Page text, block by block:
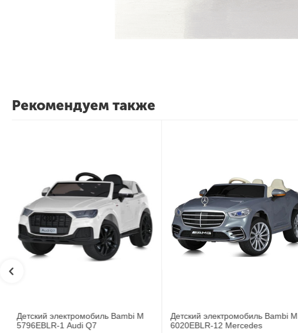
Рекомендуем также
Детский электромобиль Bambi M
6020EBLR-12 Mercedes
Детский электромобиль Bambi M
6020EBLR-2 Mercedes